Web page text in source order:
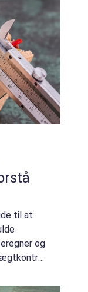
til at
og
sund...